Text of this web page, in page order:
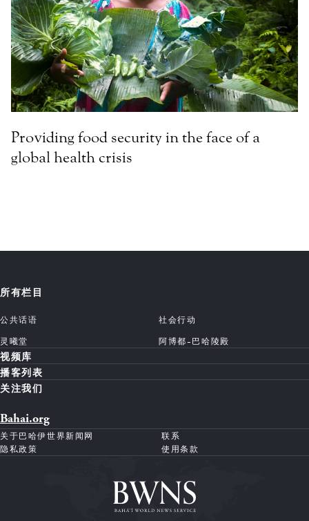
Providing food security in the face of a
global health crisis
所有栏目
公共话语
社会行动
灵曦堂
阿博都-巴哈陵殿
视频库
播客列表
关注我们
Bahai.org
关于巴哈伊世界新闻网
联系
隐私政策
使用条款